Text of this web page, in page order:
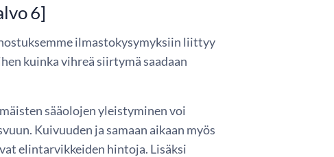
6]
ilmastokysymyksiin liittyy
kuinka vihreä siirtymä saadaan
sääolojen yleistyminen voi
Kuivuuden ja samaan aikaan myös
elintarvikkeiden hintoja. Lisäksi